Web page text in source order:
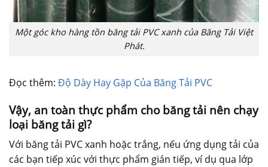
Một góc kho hàng tồn băng tải PVC xanh của Băng Tải Việt
Phát.
Đọc thêm: Độ Dày Hay Gặp Của Băng Tải PVC
Vậy, an toàn thực phẩm cho băng tải nên chạy
loại băng tải gì?
Với băng tải PVC xanh hoặc trắng, nếu ứng dụng tải của
các bạn tiếp xúc với thực phẩm gián tiếp, ví dụ qua lớp